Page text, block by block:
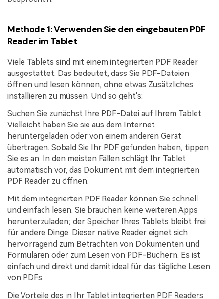
Methode 1: Verwenden Sie den eingebauten PDF
Reader im Tablet
Viele Tablets sind mit einem integrierten PDF Reader
ausgestattet. Das bedeutet, dass Sie PDF-Dateien
öffnen und lesen können, ohne etwas Zusätzliches
installieren zu müssen. Und so geht's:
Suchen Sie zunächst Ihre PDF-Datei auf Ihrem Tablet.
Vielleicht haben Sie sie aus dem Internet
heruntergeladen oder von einem anderen Gerät
übertragen. Sobald Sie Ihr PDF gefunden haben, tippen
Sie es an. In den meisten Fällen schlägt Ihr Tablet
automatisch vor, das Dokument mit dem integrierten
PDF Reader zu öffnen.
Mit dem integrierten PDF Reader können Sie schnell
und einfach lesen. Sie brauchen keine weiteren Apps
herunterzuladen; der Speicher Ihres Tablets bleibt frei
für andere Dinge. Dieser native Reader eignet sich
hervorragend zum Betrachten von Dokumenten und
Formularen oder zum Lesen von PDF-Büchern. Es ist
einfach und direkt und damit ideal für das tägliche Lesen
von PDFs.
Die Vorteile des in Ihr Tablet integrierten PDF Readers